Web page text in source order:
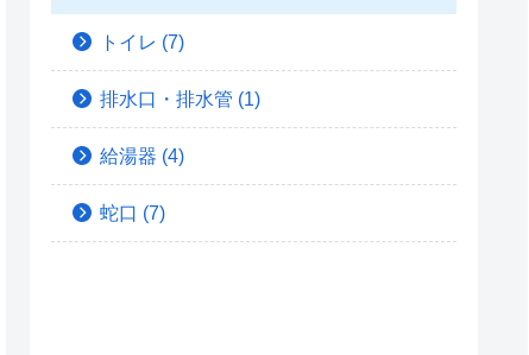
トイレ (7)
排水口・排水管 (1)
給湯器 (4)
蛇口 (7)